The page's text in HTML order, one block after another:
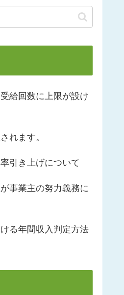
給回数に上限が設け
れます。
引き上げについて
事業主の努力義務に
る年間収入判定方法